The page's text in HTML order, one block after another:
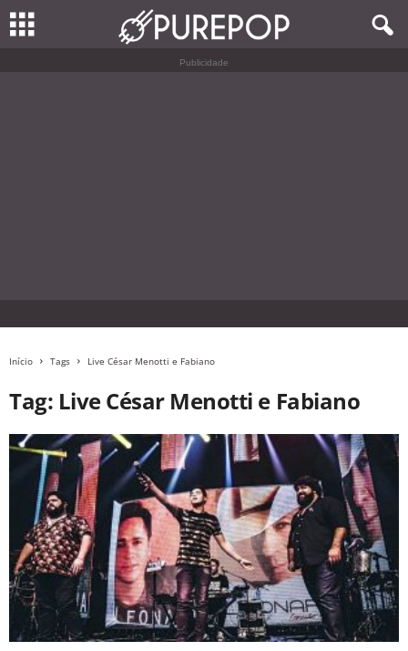
Publicidade
Início Tags Live César Menotti e Fabiano
Tag: Live César Menotti e Fabiano